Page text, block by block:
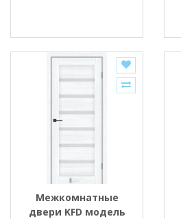
Межкомнатные
двери KFD модель